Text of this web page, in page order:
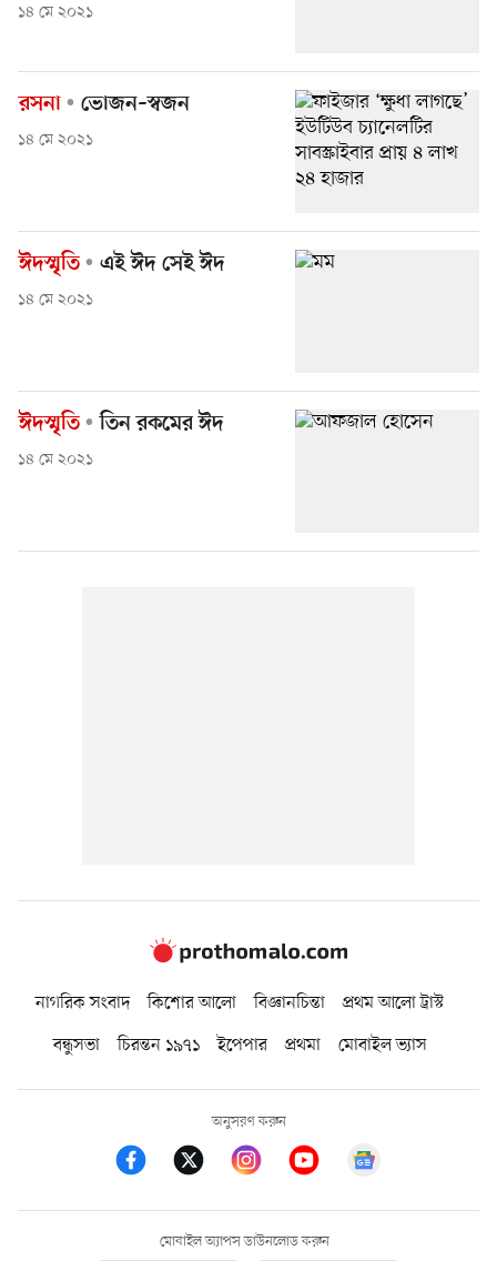
১৪ মে ২০২১
রসনা ভোজন–স্বজন
১৪ মে ২০২১
ঈদস্মৃতি এই ঈদ সেই ঈদ
১৪ মে ২০২১
ঈদস্মৃতি তিন রকমের ঈদ
১৪ মে ২০২১
নাগরিক সংবাদ কিশোর আলো বিজ্ঞানচিন্তা
প্রথম আলো ট্রাস্ট
বন্ধুসভা
চিরন্তন ১৯৭১ ইপেপার প্রথমা মোবাইল ভ্যাস
অনুসরণ করুন
মোবাইল অ্যাপস ডাউনলোড করুন